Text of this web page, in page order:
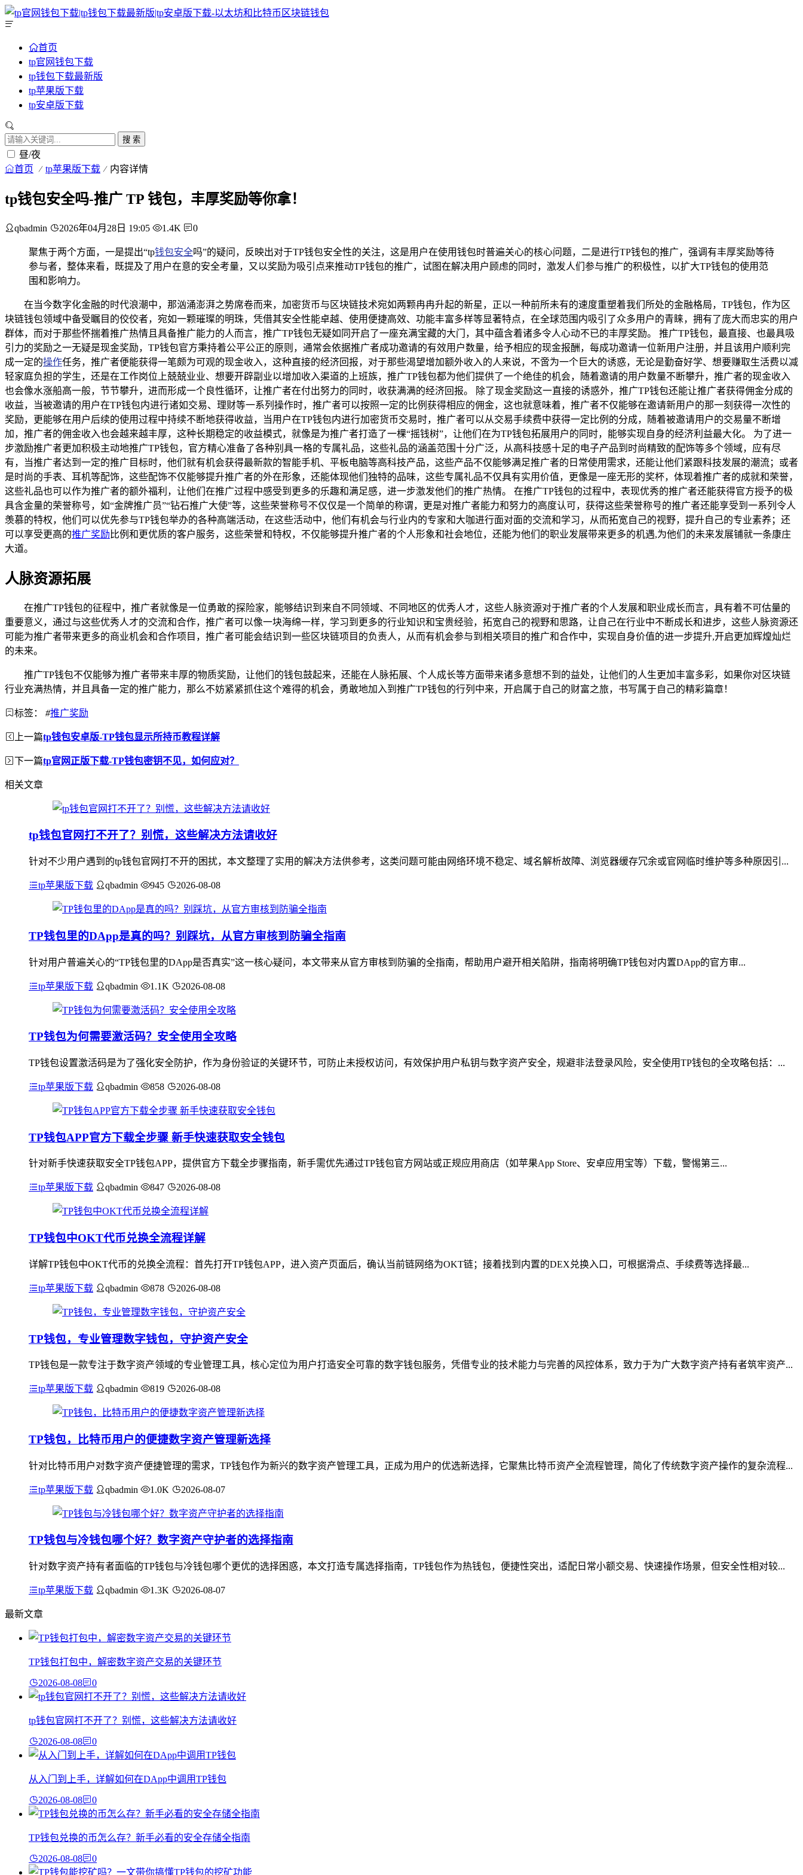
首页
tp官网钱包下载
tp钱包下载最新版
tp苹果版下载
tp安卓版下载
搜 索
昼/夜
首页 tp苹果版下载 内容详情
tp钱包安全吗-推广 TP 钱包，丰厚奖励等你拿！
qbadmin 2026年04月28日 19:05 1.4K 0
聚焦于两个方面，一是提出“tp钱包安全吗”的疑问，反映出对于TP钱包安全性的关注，这是用户在使用钱包时普遍关心的核心问题，二是进行TP钱包的推广，强调有丰厚奖励等待
参与者，整体来看，既提及了用户在意的安全考量，又以奖励为吸引点来推动TP钱包的推广，试图在解决用户顾虑的同时，激发人们参与推广的积极性，以扩大TP钱包的使用范
围和影响力。
在当今数字化金融的时代浪潮中，那汹涌澎湃之势席卷而来，加密货币与区块链技术宛如两颗冉冉升起的新星，正以一种前所未有的速度重塑着我们所处的金融格局，TP钱包，作为区
块链钱包领域中备受瞩目的佼佼者，宛如一颗璀璨的明珠，凭借其安全性能卓越、使用便捷高效、功能丰富多样等显著特点，在全球范围内吸引了众多用户的青睐，拥有了庞大而忠实的用户
群体，而对于那些怀揣着推广热情且具备推广能力的人而言，推广TP钱包无疑如同开启了一座充满宝藏的大门，其中蕴含着诸多令人心动不已的丰厚奖励。 推广TP钱包，最直接、也最具吸
引力的奖励之一无疑是现金奖励，TP钱包官方秉持着公平公正的原则，通常会依据推广者成功邀请的有效用户数量，给予相应的现金报酬，每成功邀请一位新用户注册，并且该用户顺利完
成一定的操作任务，推广者便能获得一笔颇为可观的现金收入，这种直接的经济回报，对于那些渴望增加额外收入的人来说，不啻为一个巨大的诱惑，无论是勤奋好学、想要赚取生活费以减
轻家庭负担的学生，还是在工作岗位上兢兢业业、想要开辟副业以增加收入渠道的上班族，推广TP钱包都为他们提供了一个绝佳的机会，随着邀请的用户数量不断攀升，推广者的现金收入
也会像水涨船高一般，节节攀升，进而形成一个良性循环，让推广者在付出努力的同时，收获满满的经济回报。 除了现金奖励这一直接的诱惑外，推广TP钱包还能让推广者获得佣金分成的
收益，当被邀请的用户在TP钱包内进行诸如交易、理财等一系列操作时，推广者可以按照一定的比例获得相应的佣金，这也就意味着，推广者不仅能够在邀请新用户的那一刻获得一次性的
奖励，更能够在用户后续的使用过程中持续不断地获得收益，当用户在TP钱包内进行加密货币交易时，推广者可以从交易手续费中获得一定比例的分成，随着被邀请用户的交易量不断增
加，推广者的佣金收入也会越来越丰厚，这种长期稳定的收益模式，就像是为推广者打造了一棵“摇钱树”，让他们在为TP钱包拓展用户的同时，能够实现自身的经济利益最大化。 为了进一
步激励推广者更加积极主动地推广TP钱包，官方精心准备了各种别具一格的专属礼品，这些礼品的涵盖范围十分广泛，从高科技感十足的电子产品到时尚精致的配饰等多个领域，应有尽
有，当推广者达到一定的推广目标时，他们就有机会获得最新款的智能手机、平板电脑等高科技产品，这些产品不仅能够满足推广者的日常使用需求，还能让他们紧跟科技发展的潮流；或者
是时尚的手表、耳机等配饰，这些配饰不仅能够提升推广者的外在形象，还能体现他们独特的品味，这些专属礼品不仅具有实用价值，更像是一座无形的奖杯，体现着推广者的成就和荣誉，
这些礼品也可以作为推广者的额外福利，让他们在推广过程中感受到更多的乐趣和满足感，进一步激发他们的推广热情。 在推广TP钱包的过程中，表现优秀的推广者还能获得官方授予的极
具含金量的荣誉称号，如“金牌推广员”“钻石推广大使”等，这些荣誉称号不仅仅是一个简单的称谓，更是对推广者能力和努力的高度认可，获得这些荣誉称号的推广者还能享受到一系列令人
羡慕的特权，他们可以优先参与TP钱包举办的各种高端活动，在这些活动中，他们有机会与行业内的专家和大咖进行面对面的交流和学习，从而拓宽自己的视野，提升自己的专业素养；还
可以享受更高的推广奖励 比例和更优质的客户服务，这些荣誉和特权，不仅能够提升推广者的个人形象和社会地位，还能为他们的职业发展带来更多的机遇,为他们的未来发展铺就一条康庄
大道。
人脉资源拓展
在推广TP钱包的征程中，推广者就像是一位勇敢的探险家，能够结识到来自不同领域、不同地区的优秀人才，这些人脉资源对于推广者的个人发展和职业成长而言，具有着不可估量的
重要意义，通过与这些优秀人才的交流和合作，推广者可以像一块海绵一样，学习到更多的行业知识和宝贵经验，拓宽自己的视野和思路，让自己在行业中不断成长和进步，这些人脉资源还
可能为推广者带来更多的商业机会和合作项目，推广者可能会结识到一些区块链项目的负责人，从而有机会参与到相关项目的推广和合作中，实现自身价值的进一步提升,开启更加辉煌灿烂
的未来。
推广TP钱包不仅能够为推广者带来丰厚的物质奖励，让他们的钱包鼓起来，还能在人脉拓展、个人成长等方面带来诸多意想不到的益处，让他们的人生更加丰富多彩，如果你对区块链
行业充满热情，并且具备一定的推广能力，那么不妨紧紧抓住这个难得的机会，勇敢地加入到推广TP钱包的行列中来，开启属于自己的财富之旅，书写属于自己的精彩篇章！
标签： #推广奖励
上一篇tp钱包安卓版-TP钱包显示所持币教程详解
下一篇tp官网正版下载-TP钱包密钥不见，如何应对？
相关文章
tp钱包官网打不开了？别慌，这些解决方法请收好
针对不少用户遇到的tp钱包官网打不开的困扰，本文整理了实用的解决方法供参考，这类问题可能由网络环境不稳定、域名解析故障、浏览器缓存冗余或官网临时维护等多种原因引...
tp苹果版下载 qbadmin 945 2026-08-08
TP钱包里的DApp是真的吗？别踩坑，从官方审核到防骗全指南
针对用户普遍关心的“TP钱包里的DApp是否真实”这一核心疑问，本文带来从官方审核到防骗的全指南，帮助用户避开相关陷阱，指南将明确TP钱包对内置DApp的官方审...
tp苹果版下载 qbadmin 1.1K 2026-08-08
TP钱包为何需要激活码？安全使用全攻略
TP钱包设置激活码是为了强化安全防护，作为身份验证的关键环节，可防止未授权访问，有效保护用户私钥与数字资产安全，规避非法登录风险，安全使用TP钱包的全攻略包括：...
tp苹果版下载 qbadmin 858 2026-08-08
TP钱包APP官方下载全步骤 新手快速获取安全钱包
针对新手快速获取安全TP钱包APP，提供官方下载全步骤指南，新手需优先通过TP钱包官方网站或正规应用商店（如苹果App Store、安卓应用宝等）下载，警惕第三...
tp苹果版下载 qbadmin 847 2026-08-08
TP钱包中OKT代币兑换全流程详解
详解TP钱包中OKT代币的兑换全流程：首先打开TP钱包APP，进入资产页面后，确认当前链网络为OKT链；接着找到内置的DEX兑换入口，可根据滑点、手续费等选择最...
tp苹果版下载 qbadmin 878 2026-08-08
TP钱包，专业管理数字钱包，守护资产安全
TP钱包是一款专注于数字资产领域的专业管理工具，核心定位为用户打造安全可靠的数字钱包服务，凭借专业的技术能力与完善的风控体系，致力于为广大数字资产持有者筑牢资产...
tp苹果版下载 qbadmin 819 2026-08-08
TP钱包，比特币用户的便捷数字资产管理新选择
针对比特币用户对数字资产便捷管理的需求，TP钱包作为新兴的数字资产管理工具，正成为用户的优选新选择，它聚焦比特币资产全流程管理，简化了传统数字资产操作的复杂流程...
tp苹果版下载 qbadmin 1.0K 2026-08-07
TP钱包与冷钱包哪个好？数字资产守护者的选择指南
针对数字资产持有者面临的TP钱包与冷钱包哪个更优的选择困惑，本文打造专属选择指南，TP钱包作为热钱包，便捷性突出，适配日常小额交易、快速操作场景，但安全性相对较...
tp苹果版下载 qbadmin 1.3K 2026-08-07
最新文章
TP钱包打包中，解密数字资产交易的关键环节
2026-08-08 0
tp钱包官网打不开了？别慌，这些解决方法请收好
2026-08-08 0
从入门到上手，详解如何在DApp中调用TP钱包
2026-08-08 0
TP钱包兑换的币怎么存？新手必看的安全存储全指南
2026-08-08 0